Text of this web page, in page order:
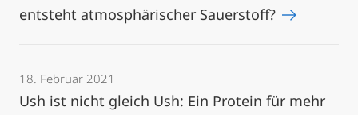
entsteht atmosphärischer Sauerstoff?
18. Februar 2021
Ush ist nicht gleich Ush: Ein Protein für mehr